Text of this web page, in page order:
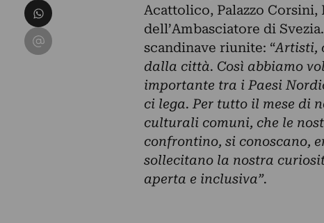
Acattolico, Palazzo Corsini,
dell’Ambasciatore di
scandinave riunite: “Artisti,
dalla città. Così abbiamo
importante tra i Paesi
ci lega. Per tutto il mese di
culturali comuni, che le
confrontino, si conoscano,
sollecitano la nostra
aperta e inclusiva”.
Condividi su WhatsApp
Condividi su Email